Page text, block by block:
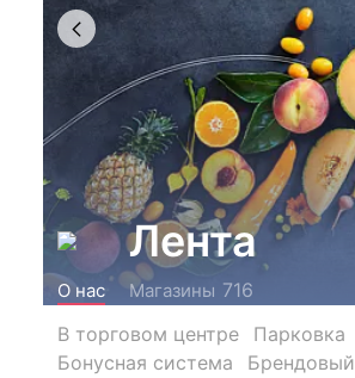
Лента
О нас Магазины 716
В торговом центре
Парковка
Бонусная система
Брендовый